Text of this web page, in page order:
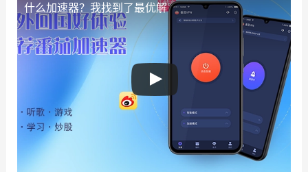
什么加速器？我找到了最优解